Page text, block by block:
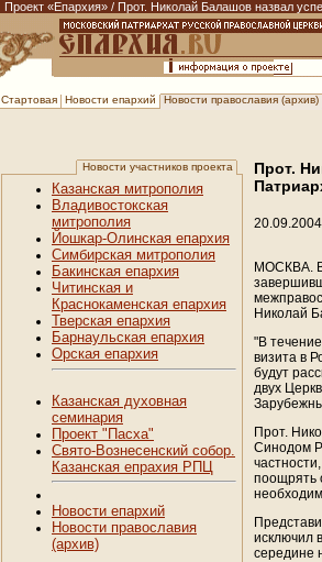
Проект «Епархия» / Прот. Николай Балашов назвал
Стартовая Новости епархий Новости православия (архив)
Новости участников проекта
Казанская митрополия
Владивостокская
митрополия
Йошкар-Олинская епархия
Симбирская митрополия
Бакинская епархия
Читинская и
Краснокаменская епархия
Тверская епархия
Барнаульская епархия
Орская епархия
Казанская духовная
семинария
Проект "Пасха"
Свято-Вознесенский собор.
Казанская епрахия РПЦ
Новости епархий
Новости православия
(архив)
Прот.
20.09.2004
МОСКВА.
Николай
"В
визита в
будут
двух
Прот.
Синодом
поощрять
исключил
середине